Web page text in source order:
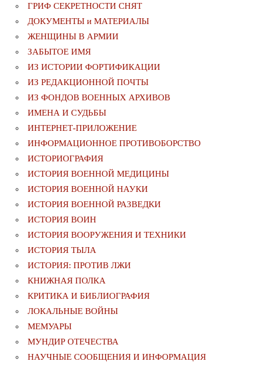
ГРИФ СЕКРЕТНОСТИ СНЯТ
ДОКУМЕНТЫ и МАТЕРИАЛЫ
ЖЕНЩИНЫ В АРМИИ
ЗАБЫТОЕ ИМЯ
ИЗ ИСТОРИИ ФОРТИФИКАЦИИ
ИЗ РЕДАКЦИОННОЙ ПОЧТЫ
ИЗ ФОНДОВ ВОЕННЫХ АРХИВОВ
ИМЕНА И СУДЬБЫ
ИНТЕРНЕТ-ПРИЛОЖЕНИЕ
ИНФОРМАЦИОННОЕ ПРОТИВОБОРСТВО
ИСТОРИОГРАФИЯ
ИСТОРИЯ ВОЕННОЙ МЕДИЦИНЫ
ИСТОРИЯ ВОЕННОЙ НАУКИ
ИСТОРИЯ ВОЕННОЙ РАЗВЕДКИ
ИСТОРИЯ ВОИН
ИСТОРИЯ ВООРУЖЕНИЯ И ТЕХНИКИ
ИСТОРИЯ ТЫЛА
ИСТОРИЯ: ПРОТИВ ЛЖИ
КНИЖНАЯ ПОЛКА
КРИТИКА И БИБЛИОГРАФИЯ
ЛОКАЛЬНЫЕ ВОЙНЫ
МЕМУАРЫ
МУНДИР ОТЕЧЕСТВА
НАУЧНЫЕ СООБЩЕНИЯ И ИНФОРМАЦИЯ